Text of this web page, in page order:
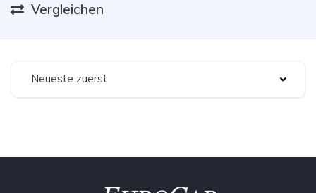
Vergleichen
Neueste zuerst